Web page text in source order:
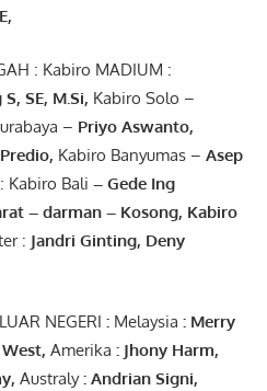
,
: Kabiro MADIUM :
S, SE, M.Si, Kabiro Solo –
– Priyo Aswanto,
Predio, Kabiro Banyumas – Asep
Kabiro Bali – Gede Ing
– darman– Kosong, Kabiro
: Jandri Ginting, Deny
NEGERI : Melaysia : Merry
Amerika : JhonyHarm,
, Australy: Andrian Signi,